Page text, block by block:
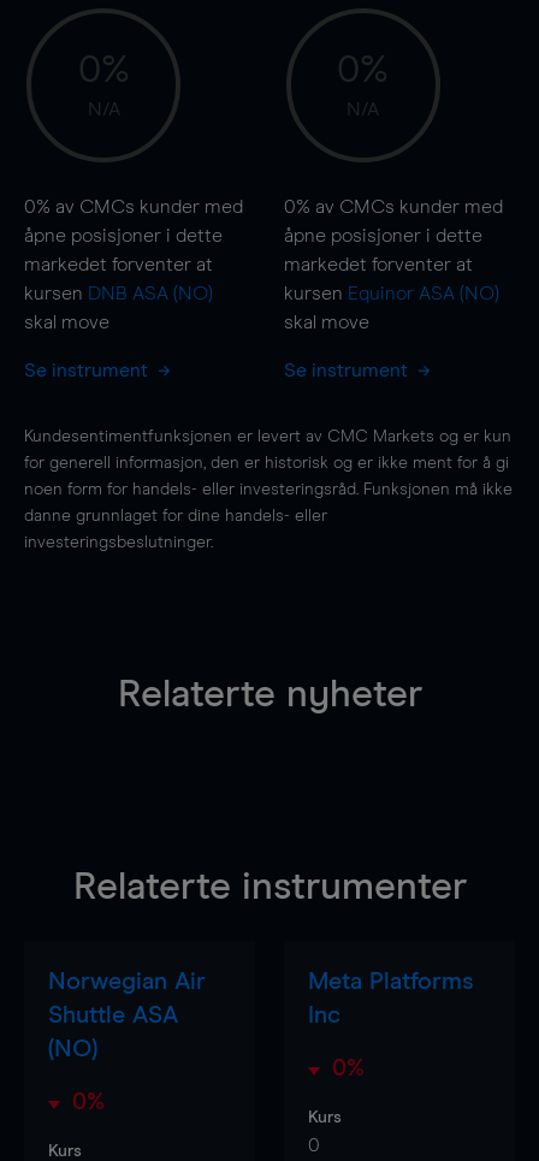
0%
N/A
0% av CMCs kunder med
åpne posisjoner i dette
markedet forventer at
kursen DNB ASA (NO)
skal move
Se instrument
0%
N/A
0% av CMCs kunder med
åpne posisjoner i dette
markedet forventer at
kursen Equinor ASA (NO)
skal move
Se instrument
Kundesentimentfunksjonen er levert av CMC Markets og er kun
for generell informasjon, den er historisk og er ikke ment for å gi
noen form for handels- eller investeringsråd. Funksjonen må ikke
danne grunnlaget for dine handels- eller
investeringsbeslutninger.
Relaterte nyheter
Relaterte instrumenter
Norwegian Air
Shuttle ASA
(NO)
0%
Kurs
Meta Platforms
Inc
0%
Kurs
0